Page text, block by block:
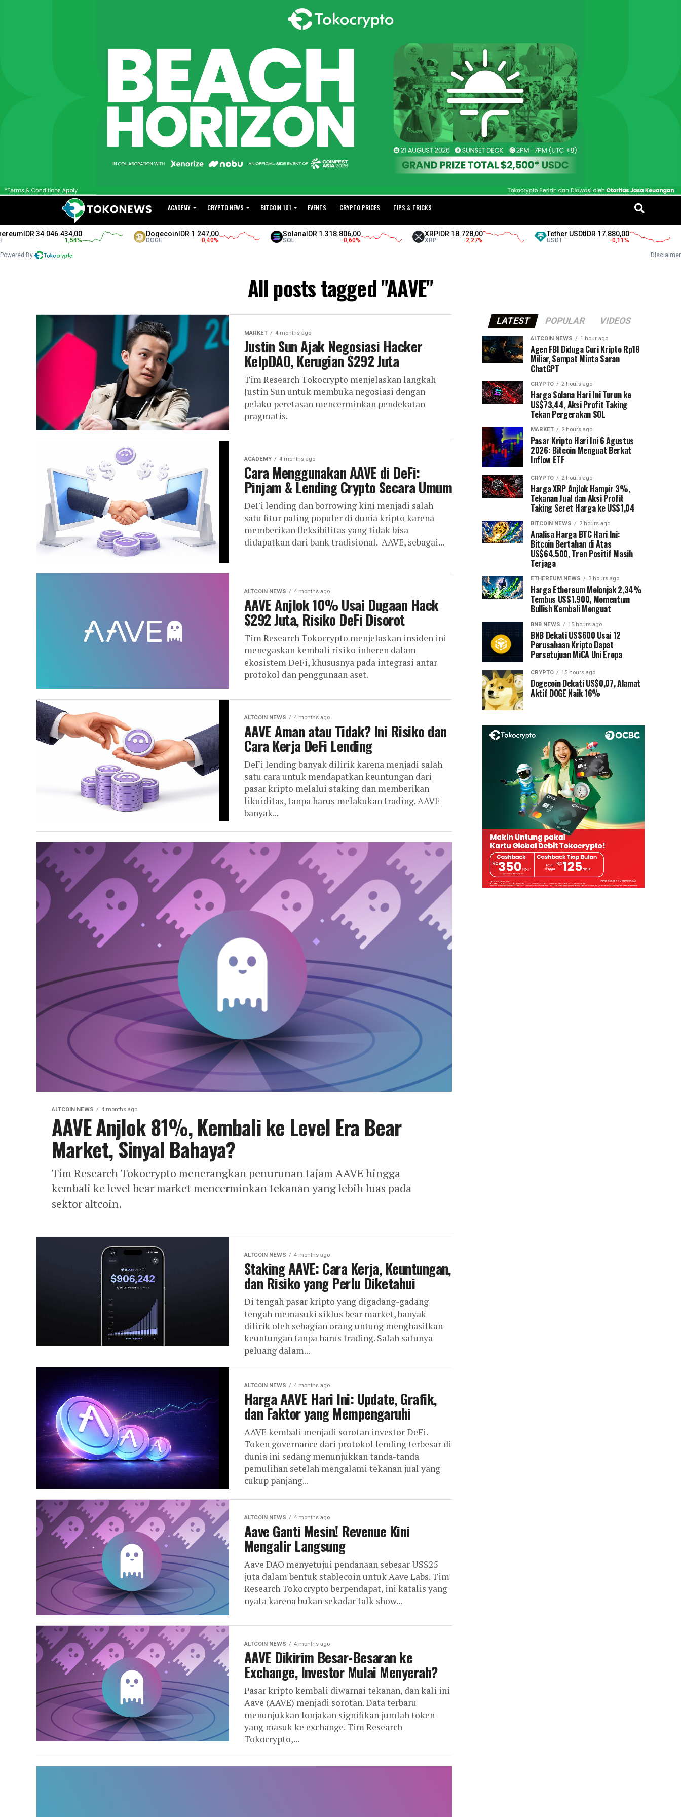
ACADEMY CRYPTO NEWS BITCOIN 101 EVENTS CRYPTO PRICES TIPS & TRICKS
34.046.434,00 DogecoinIDR 1.247,00 SolanaIDR 1.318.806,00
SOL
IDR 18.728,00
XRP -2,27
Tether USDtIDR 17.880,00
USDT ADA
Powered By Disclaimer
All posts tagged "AAVE"
MARKET 4 months ago
Justin Sun Ajak Negosiasi Hacker
KelpDAO, Kerugian $292 Juta
Tim Research Tokocrypto menjelaskan langkah
Justin Sun untuk membuka negosiasi dengan
pelaku peretasan mencerminkan pendekatan
pragmatis.
ACADEMY 4 months ago
Cara Menggunakan AAVE di DeFi:
Pinjam & Lending Crypto Secara Umum
DeFi lending dan borrowing kini menjadi salah
satu fitur paling populer di dunia kripto karena
memberikan fleksibilitas yang tidak bisa
didapatkan dari bank tradisional. AAVE, sebagai...
ALTCOIN NEWS 4 months ago
AAVE Anjlok 10% Usai Dugaan Hack
$292 Juta, Risiko DeFi Disorot
Tim Research Tokocrypto menjelaskan insiden ini
menegaskan kembali risiko inheren dalam
ekosistem DeFi, khususnya pada integrasi antar
protokol dan penggunaan aset.
ALTCOIN NEWS 4 months ago
AAVE Aman atau Tidak? Ini Risiko dan
Cara Kerja DeFi Lending
DeFi lending banyak dilirik karena menjadi salah
satu cara untuk mendapatkan keuntungan dari
pasar kripto melalui staking dan memberikan
likuiditas, tanpa harus melakukan trading. AAVE
banyak...
ALTCOIN NEWS 4 months ago
AAVE Anjlok 81%, Kembali ke Level Era Bear
Market, Sinyal Bahaya?
Tim Research Tokocrypto menerangkan penurunan tajam AAVE hingga
kembali ke level bear market mencerminkan tekanan yang lebih luas pada
sektor altcoin.
ALTCOIN NEWS 4 months ago
Staking AAVE: Cara Kerja, Keuntungan,
dan Risiko yang Perlu Diketahui
Di tengah pasar kripto yang digadang-gadang
tengah memasuki siklus bear market, banyak
dilirik oleh sebagian orang untung menghasilkan
keuntungan tanpa harus trading. Salah satunya
peluang dalam...
ALTCOIN NEWS 4 months ago
Harga AAVE Hari Ini: Update, Grafik,
dan Faktor yang Mempengaruhi
AAVE kembali menjadi sorotan investor DeFi.
Token governance dari protokol lending terbesar di
dunia ini sedang menunjukkan tanda-tanda
pemulihan setelah mengalami tekanan jual yang
cukup panjang...
ALTCOIN NEWS 4 months ago
Aave Ganti Mesin! Revenue Kini
Mengalir Langsung
Aave DAO menyetujui pendanaan sebesar US$25
juta dalam bentuk stablecoin untuk Aave Labs. Tim
Research Tokocrypto berpendapat, ini katalis yang
nyata karena bukan sekadar talk show...
ALTCOIN NEWS 4 months ago
AAVE Dikirim Besar-Besaran ke
Exchange, Investor Mulai Menyerah?
Pasar kripto kembali diwarnai tekanan, dan kali ini
Aave (AAVE) menjadi sorotan. Data terbaru
menunjukkan lonjakan signifikan jumlah token
yang masuk ke exchange. Tim Research
Tokocrypto,...
LATEST POPULAR VIDEOS
ALTCOIN NEWS 1 hour ago
Agen FBI Diduga Curi Kripto Rp18
Miliar, Sempat Minta Saran
ChatGPT
CRYPTO 2 hours ago
Harga Solana Hari Ini Turun ke
US$73,44, Aksi Profit Taking
Tekan Pergerakan SOL
MARKET 2 hours ago
Pasar Kripto Hari Ini 6 Agustus
2026: Bitcoin Menguat Berkat
Inflow ETF
CRYPTO 2 hours ago
Harga XRP Anjlok Hampir 3%,
Tekanan Jual dan Aksi Profit
Taking Seret Harga ke US$1,04
BITCOIN NEWS 2 hours ago
Analisa Harga BTC Hari Ini:
Bitcoin Bertahan di Atas
US$64.500, Tren Positif Masih
Terjaga
ETHEREUM NEWS 3 hours ago
Harga Ethereum Melonjak 2,34%
Tembus US$1.900, Momentum
Bullish Kembali Menguat
BNB NEWS 15 hours ago
BNB Dekati US$600 Usai 12
Perusahaan Kripto Dapat
Persetujuan MiCA Uni Eropa
CRYPTO 15 hours ago
Dogecoin Dekati US$0,07, Alamat
Aktif DOGE Naik 16%